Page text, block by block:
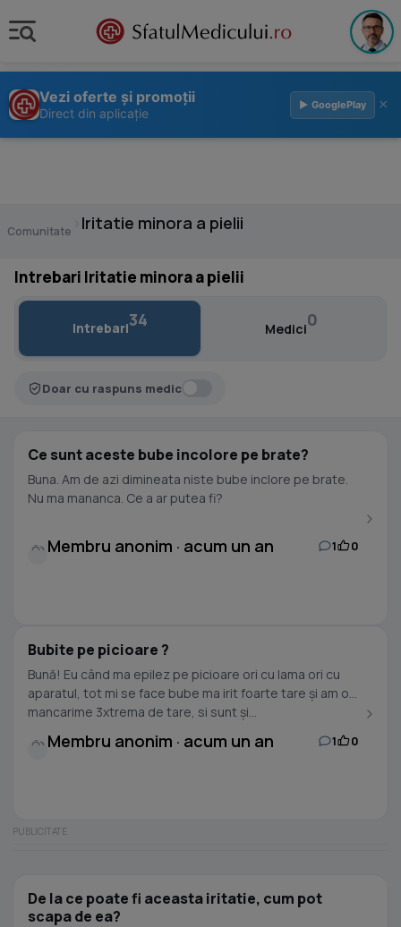
Vezi oferte și promoții
Direct din aplicație
▶ GooglePlay ×
Comunitate Iritatie minora a pielii
Intrebari Iritatie minora a pielii
Intrebari34 Medici0
Doar cu raspuns medic
Ce sunt aceste bube incolore pe brate?
Buna. Am de azi dimineata niste bube inclore pe brate.
Nu ma mananca. Ce a ar putea fi?
Membru anonim · acum un an 1 0
Bubite pe picioare ?
Bună! Eu când ma epilez pe picioare ori cu lama ori cu
aparatul, tot mi se face bube ma irit foarte tare și am o
mancarime 3xtrema de tare, si sunt și...
Membru anonim · acum un an 1 0
De la ce poate fi aceasta iritatie, cum pot
scapa de ea?